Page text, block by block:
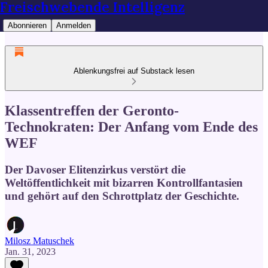
Freischwebende Intelligenz
Abonnieren Anmelden
Ablenkungsfrei auf Substack lesen
Klassentreffen der Geronto-
Technokraten: Der Anfang vom Ende des
WEF
Der Davoser Elitenzirkus verstört die
Weltöffentlichkeit mit bizarren Kontrollfantasien
und gehört auf den Schrottplatz der Geschichte.
Milosz Matuschek
Jan. 31, 2023